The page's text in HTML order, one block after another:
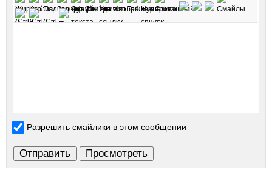
Разрешить смайлики в этом сообщении